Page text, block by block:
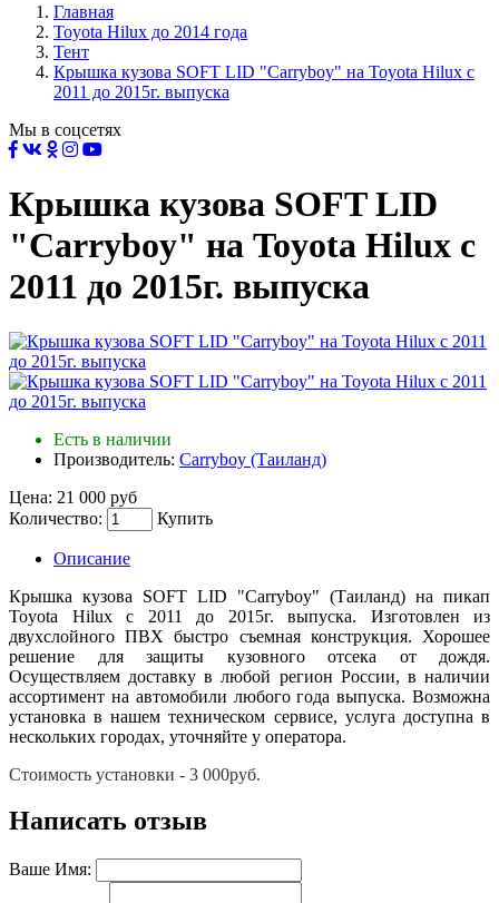
Главная
Toyota Нilux до 2014 года
Тент
Крышка кузова SOFT LID "Carryboy" на Toyota Hilux с
2011 до 2015г. выпуска
Мы в соцсетях
Крышка кузова SOFT LID
"Carryboy" на Toyota Hilux с
2011 до 2015г. выпуска
Есть в наличии
Производитель: Carryboy (Таиланд)
Цена: 21 000 руб
Количество:
Купить
Описание
Крышка кузова SOFT LID "Carryboy" (Таиланд) на пикап
Toyota Hilux с 2011 до 2015г. выпуска. Изготовлен из
двухслойного ПВХ быстро съемная конструкция. Хорошее
решение для защиты кузовного отсека от дождя.
Осуществляем доставку в любой регион России, в наличии
ассортимент на автомобили любого года выпуска. Возможна
установка в нашем техническом сервисе, услуга доступна в
нескольких городах, уточняйте у оператора.
Стoимoсть устанoвки - 3 000руб.
Написать отзыв
Ваше Имя: